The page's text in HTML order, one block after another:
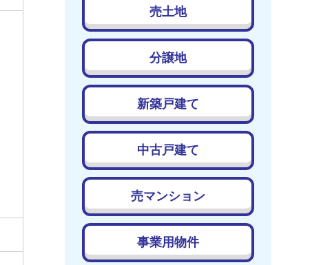
売土地
分譲地
新築戸建て
中古戸建て
売マンション
事業用物件